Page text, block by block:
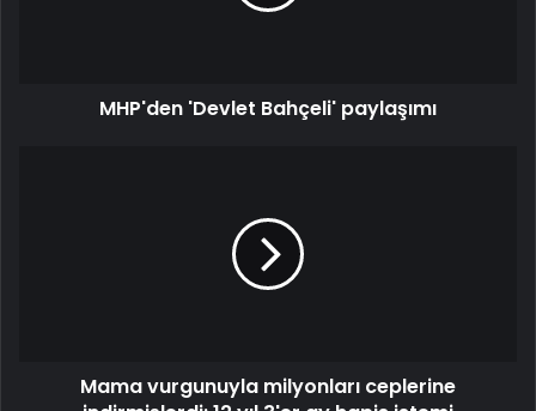
MHP'den 'Devlet Bahçeli' paylaşımı
Mama vurgunuyla milyonları ceplerine